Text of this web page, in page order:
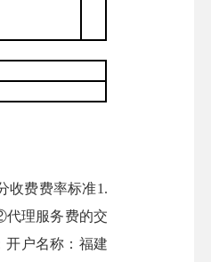
收费费率标准1.
代理服务费的交
开户名称：福建